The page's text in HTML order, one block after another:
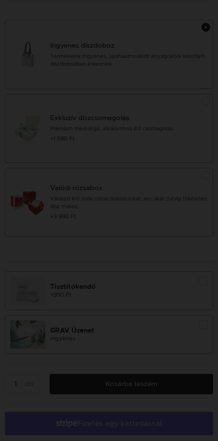
Ingyenes díszdoboz
Termékeink ingyenes, újrahasznosított anyagokból készített
díszdobozban érkeznek
Exkluzív díszcsomagolás
Prémium minőségű, alkalomhoz illő csomagolás.
+1 590 Ft
Valódi rózsabox
Válaszd élő örök rózsa dobozunkat, ami akár 3 évig tökéletes
dísz marad.
+3 990 Ft
Tisztítókendő
+990 Ft
GRAV Üzenet
ingyenes
Kosárba teszem